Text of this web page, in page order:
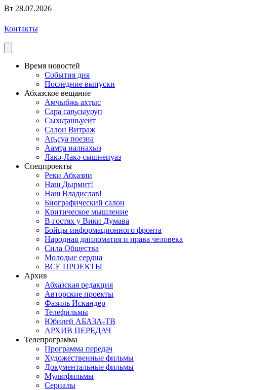
Вт 28.07.2026
Контакты
Время новостей
События дня
Последние выпуски
Абхазское вещание
Амчыбжь ахҭыс
Сара саҧсыуоуп
Сыхьҭашьуеит
Салон Витраж
Аҧсуа поезиа
Аамҭа иалнахыз
Лакә-Лакә сышнеиуаз
Спецпроекты
Реки Абхазии
Наш Дырмит!
Наш Владислав!
Биографический салон
Критическое мышление
В гостях у Вики Думава
Бойцы информационного фронта
Народная дипломатия и права человека
Сила Общества
Молодые сердца
ВСЕ ПРОЕКТЫ
Архив
Абхазская редакция
Авторские проекты
Фазиль Искандер
Телефильмы
Юбилей АБАЗА-ТВ
АРХИВ ПЕРЕДАЧ
Телепрограмма
Программа передач
Художественные фильмы
Документальные фильмы
Мультфильмы
Сериалы